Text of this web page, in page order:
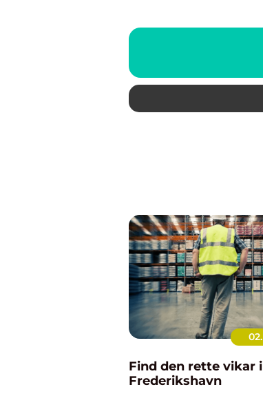
Find den rette vikar i
Frederikshavn